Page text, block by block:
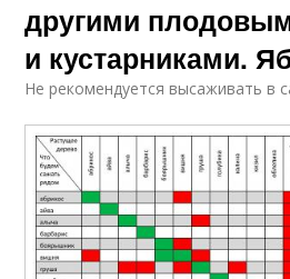
другими
и кустарниками.
Не рекомендуется высаживать в